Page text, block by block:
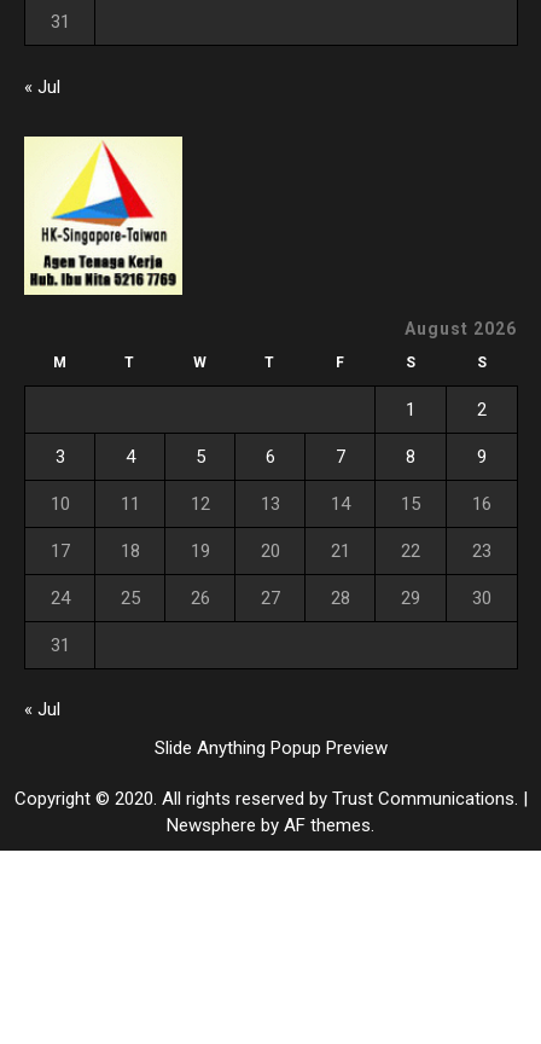
31
« Jul
August 2026
M T W T F S S
1 2
3 4 5 6 7 8 9
10 11 12 13 14 15 16
17 18 19 20 21 22 23
24 25 26 27 28 29 30
31
« Jul
Slide Anything Popup Preview
Copyright © 2020. All rights reserved by Trust Communications. |
Newsphere by AF themes.